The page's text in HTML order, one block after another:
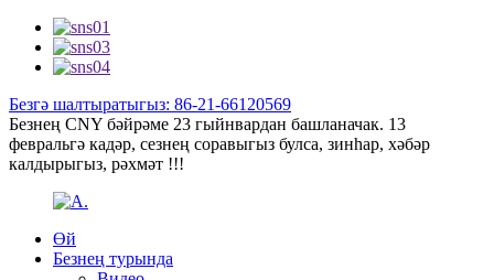
Безгә шалтыратыгыз: 86-21-66120569
Безнең CNY бәйрәме 23 гыйнвардан башланачак. 13
февральгә кадәр, сезнең соравыгыз булса, зинһар, хәбәр
калдырыгыз, рәхмәт !!!
Өй
Безнең турында